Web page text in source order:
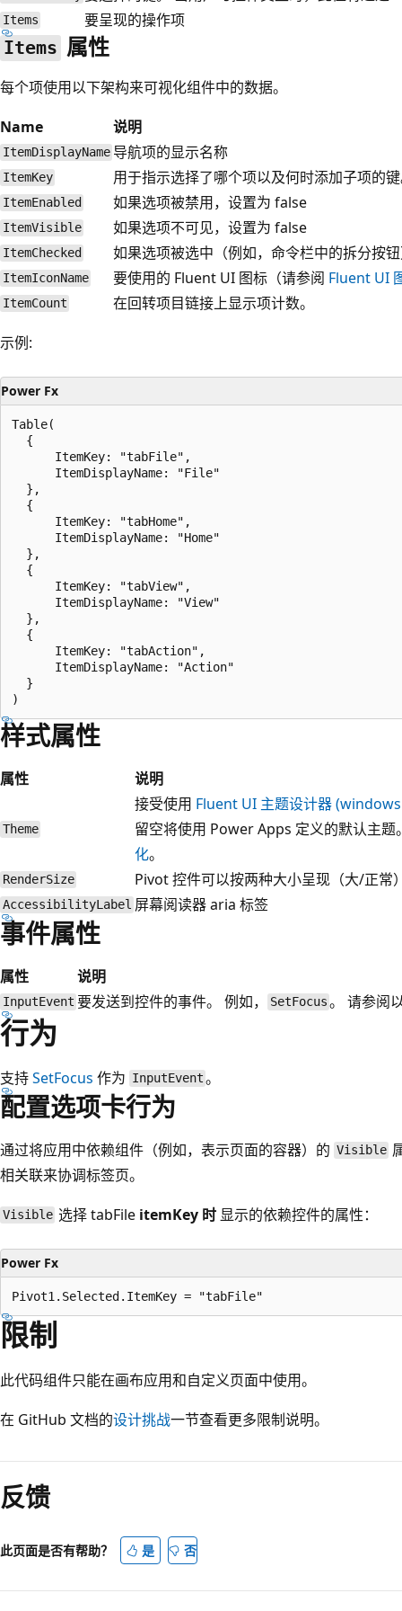
Items 要呈现的操作项
Items 属性
每个项使用以下架构来可视化组件中的数据。
Name
说明
ItemDisplayName 导航项的显示名称
ItemKey 用于指示选择了哪个项以及何时添加子项的
ItemEnabled 如果选项被禁用，设置为 false
ItemVisible 如果选项不可见，设置为 false
ItemChecked 如果选项被选中（例如，命令栏中的拆分按
ItemIconName 要使用的 Fluent UI 图标（请参阅 Fluent UI
ItemCount
在回转项目链接上显示项计数。
示例:
Power Fx
Table(
  {
      ItemKey: "tabFile",
      ItemDisplayName: "File"
  },
  {
      ItemKey: "tabHome",
      ItemDisplayName: "Home"
  },
  {
      ItemKey: "tabView",
      ItemDisplayName: "View"
  },
  {
      ItemKey: "tabAction",
      ItemDisplayName: "Action"
  }
样式属性
属性 说明
Theme
接受使用 Fluent UI 主题设计器
留空将使用 Power Apps 定义的默认主
化。
RenderSize Pivot 控件可以按两种大小呈现（大/正常
AccessibilityLabel 屏幕阅读器 aria 标签
事件属性
属性 说明
InputEvent 要发送到控件的事件。 例如， SetFocus 。 请参阅
行为
支持SetFocus 作为 InputEvent 。
配置选项卡行为
通过将应用中依赖组件（例如，表示页面的容器）的 Visible
相关联来协调标签页。
Visible 选择 tabFile itemKey 时 显示的依赖控件的属性：
Power Fx
限制
此代码组件只能在画布应用和自定义页面中使用。
在 GitHub 文档的设计挑战一节查看更多限制说明。
反馈
此页面是否有帮助？ 是 否